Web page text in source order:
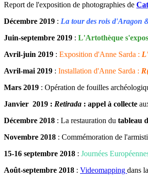
Report de l'exposition de photographies de
Décembre 2019 : La tour des rois d'Aragon
Juin-septembre 2019 : L'Artothèque
Avril-juin 2019 : Exposition d'Anne Sarda :
Avril-mai 2019 : Installation d'Anne Sarda :
Mars 2019 : Opération de fouilles
Janvier 2019 : Retirada : appel à collecte
Décembre 2018 : La restauration du tableau
Novembre 2018 : Commémoration de
15-16 septembre 2018 : Journées
Août-septembre 2018 : Videomapping dans